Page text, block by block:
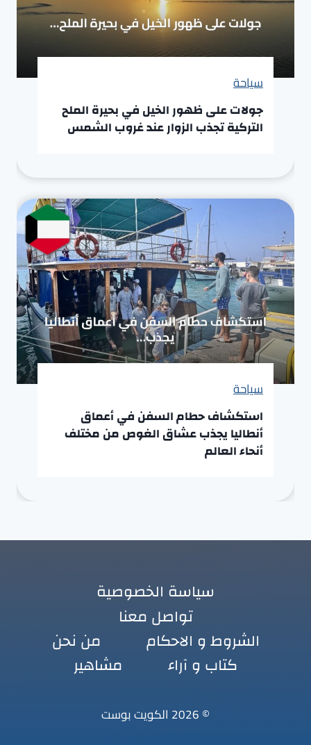
سياحة
جولات على ظهور الخيل في بحيرة الملح
التركية تجذب الزوار عند غروب الشمس
سياحة
استكشاف حطام السفن في أعماق
أنطاليا يجذب عشاق الغوص من مختلف
أنحاء العالم
سياسة الخصوصية
تواصل معنا
الشروط و الاحكام
من نحن
كتاب و آراء
مشاهير
© 2026 الكويت بوست